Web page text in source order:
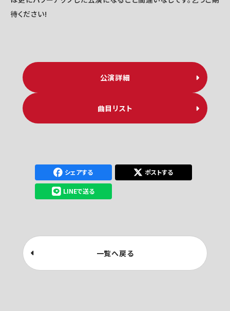
待ください!
公演詳細
曲目リスト
シェアする ポストする
LINEで送る
一覧へ戻る